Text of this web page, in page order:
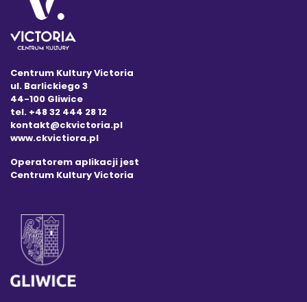
Centrum Kultury Victoria
ul. Barlickiego 3
44-100 Gliwice
tel. +48 32 444 28 12
kontakt@ckvictoria.pl
www.ckvictiora.pl
Operatorem aplikacji jest
Centrum Kultury Victoria